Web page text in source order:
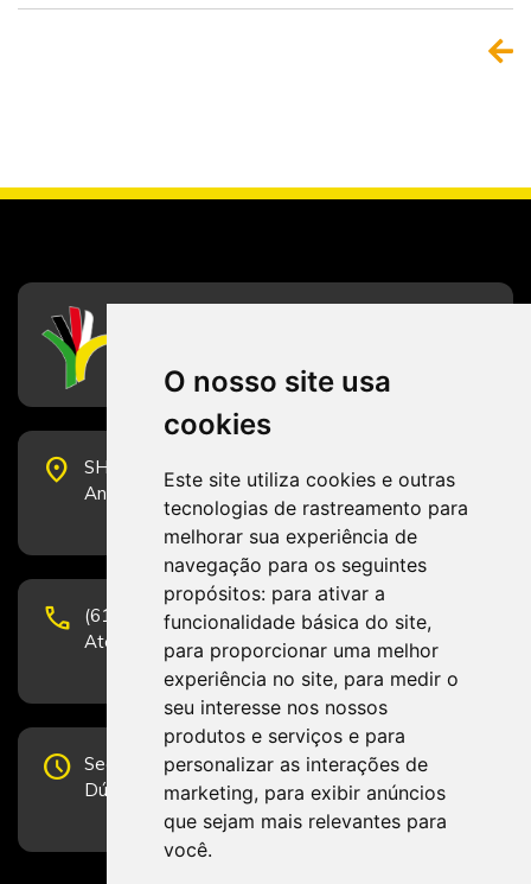
O nosso site usa
cookies
Este site utiliza cookies e outras
tecnologias de rastreamento para
melhorar sua experiência de
navegação para os seguintes
propósitos: para ativar a
funcionalidade básica do site,
para proporcionar uma melhor
experiência no site, para medir o
seu interesse nos nossos
produtos e serviços e para
personalizar as interações de
marketing, para exibir anúncios
que sejam mais relevantes para
você.
place
SHS Quadra 6, Bloco E, Complexo Brasil 21, 20º
Andar, Sala 2001 - CEP 70322-915 - Brasília/DF
phone
(61) 3223-1652 e (61) 98131-3801.
Atendimento por telefone em horário comercial
schedule Segunda-feira a Sexta-feira de 12h às 19h.
Dúvidas e sugestões pelo Fale Conosco.